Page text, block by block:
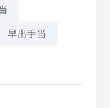
早出手当